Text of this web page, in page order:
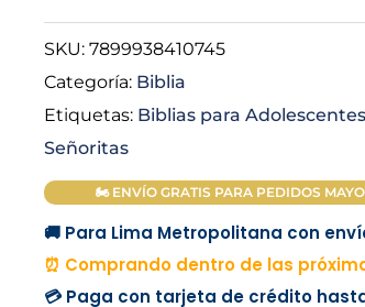
SKU: 7899938410745
Categoría: Biblia
Etiquetas: Biblias para Adolescentes
Señoritas
🏍 ENVÍO GRATIS PARA PEDIDOS
🚚 Para Lima Metropolitana con
⏰ Comprando dentro de las
💳 Paga con tarjeta de crédito